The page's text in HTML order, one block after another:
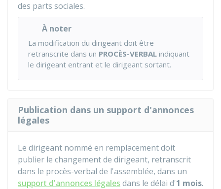
des parts sociales.
À noter
La modification du dirigeant doit être
retranscrite dans un PROCÈS-VERBAL indiquant
le dirigeant entrant et le dirigeant sortant.
Publication dans un support d'annonces
légales
Le dirigeant nommé en remplacement doit
publier le changement de dirigeant, retranscrit
dans le procès-verbal de l'assemblée, dans un
support d'annonces légales dans le délai d'1 mois.